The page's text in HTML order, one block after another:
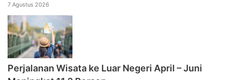
7 Agustus 2026
Perjalanan Wisata ke Luar Negeri April – Juni